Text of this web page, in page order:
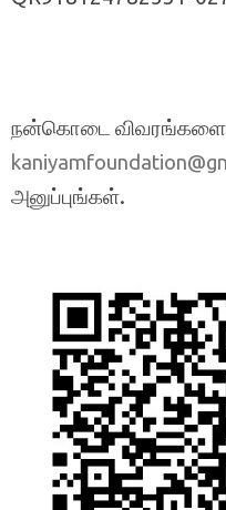
நன்கொடை விவரங்களை
அனுப்புங்கள்.